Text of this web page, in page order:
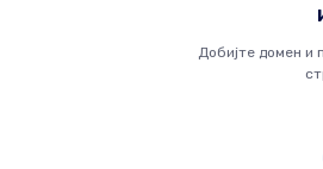
Добијте домен и